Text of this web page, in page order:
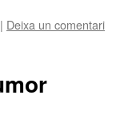
| Deixa un comentari